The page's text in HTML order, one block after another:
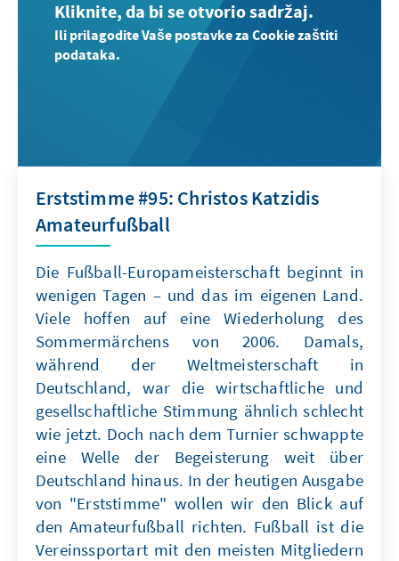
Kliknite, da bi se otvorio sadržaj.
Ili prilagodite Vaše postavke za Cookie zaštiti
podataka.
Erststimme #95: Christos Katzidis
Amateurfußball
Die Fußball-Europameisterschaft beginnt in
wenigen Tagen – und das im eigenen Land.
Viele hoffen auf eine Wiederholung des
Sommermärchens von 2006. Damals,
während der Weltmeisterschaft in
Deutschland, war die wirtschaftliche und
gesellschaftliche Stimmung ähnlich schlecht
wie jetzt. Doch nach dem Turnier schwappte
eine Welle der Begeisterung weit über
Deutschland hinaus. In der heutigen Ausgabe
von "Erststimme" wollen wir den Blick auf
den Amateurfußball richten. Fußball ist die
Vereinssportart mit den meisten Mitgliedern